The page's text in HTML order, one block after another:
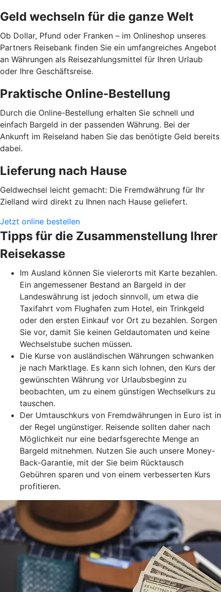
Geld wechseln für die ganze Welt
Ob Dollar, Pfund oder Franken – im Onlineshop unseres
Partners Reisebank finden Sie ein umfangreiches Angebot
an Währungen als Reisezahlungsmittel für Ihren Urlaub
oder Ihre Geschäftsreise.
Praktische Online-Bestellung
Durch die Online-Bestellung erhalten Sie schnell und
einfach Bargeld in der passenden Währung. Bei der
Ankunft im Reiseland haben Sie das benötigte Geld bereits
dabei.
Lieferung nach Hause
Geldwechsel leicht gemacht: Die Fremdwährung für Ihr
Zielland wird direkt zu Ihnen nach Hause geliefert.
Jetzt online bestellen
Tipps für die Zusammenstellung Ihrer
Reisekasse
Im Ausland können Sie vielerorts mit Karte bezahlen.
Ein angemessener Bestand an Bargeld in der
Landeswährung ist jedoch sinnvoll, um etwa die
Taxifahrt vom Flughafen zum Hotel, ein Trinkgeld
oder den ersten Einkauf vor Ort zu bezahlen. Sorgen
Sie vor, damit Sie keinen Geldautomaten und keine
Wechselstube suchen müssen.
Die Kurse von ausländischen Währungen schwanken
je nach Marktlage. Es kann sich lohnen, den Kurs der
gewünschten Währung vor Urlaubsbeginn zu
beobachten, um zu einem günstigen Wechselkurs zu
tauschen.
Der Umtauschkurs von Fremdwährungen in Euro ist in
der Regel ungünstiger. Reisende sollten daher nach
Möglichkeit nur eine bedarfsgerechte Menge an
Bargeld mitnehmen. Nutzen Sie auch unsere Money-
Back-Garantie, mit der Sie beim Rücktausch
Gebühren sparen und von einem verbesserten Kurs
profitieren.